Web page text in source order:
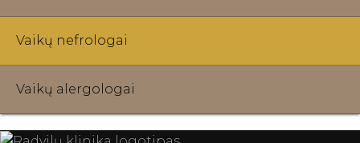
Vaikų nefrologai
Vaikų alergologai